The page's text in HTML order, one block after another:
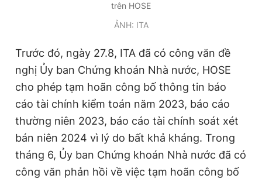
Tổng biên tập: Nguyễn Ngọc Toàn
Phó tổng biên tập thường trực: Hải Thành
Phó tổng biên tập: Lâm Hiếu Dũng
Tổng thư ký tòa soạn: Đức Trung
Giấy phép xuất bản số 110/GP - BTTTT cấp ngày 24.3.2020
© 2003-2026 Bản quyền thuộc về Báo Thanh Niên. Cấm sao
chép dưới mọi hình thức nếu không có sự chấp thuận bằng văn
bản. Phát triển bởi ePi Technologies, JSC.
trên HOSE
ẢNH: ITA
Trước đó, ngày 27.8, ITA đã có công văn đề
nghị Ủy ban Chứng khoán Nhà nước, HOSE
cho phép tạm hoãn công bố thông tin báo
cáo tài chính kiểm toán năm 2023, báo cáo
thường niên 2023, báo cáo tài chính soát xét
bán niên 2024 vì lý do bất khả kháng. Trong
tháng 6, Ủy ban Chứng khoán Nhà nước đã có
công văn phản hồi về việc tạm hoãn công bố